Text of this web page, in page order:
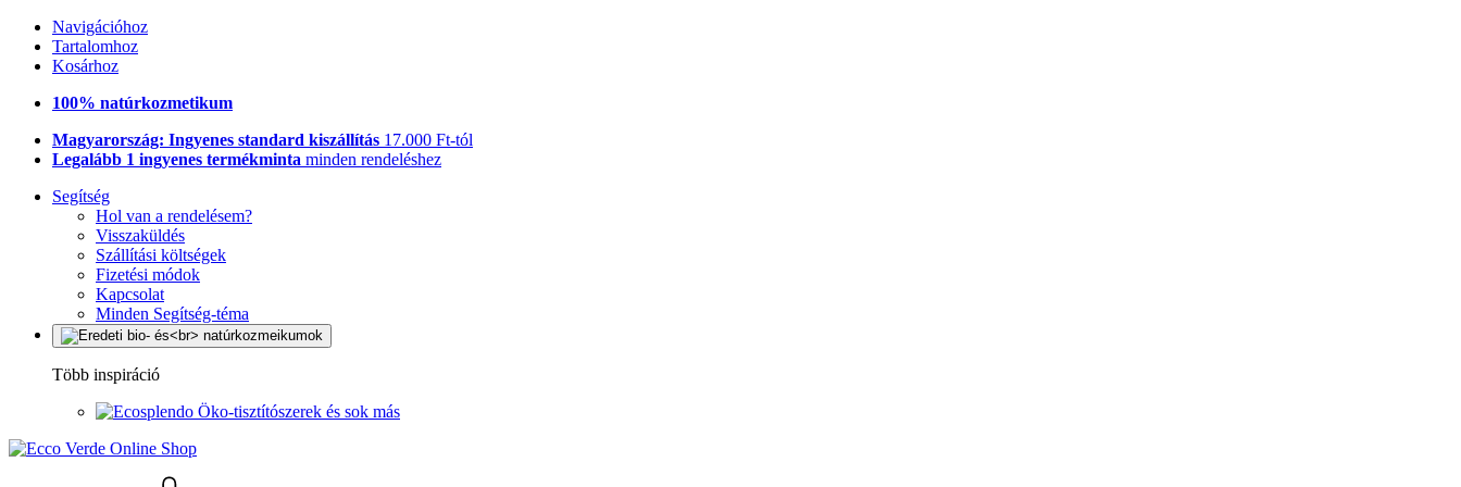
Navigációhoz
Tartalomhoz
Kosárhoz
100% natúrkozmetikum
Magyarország: Ingyenes standard kiszállítás 17.000 Ft-tól
Legalább 1 ingyenes termékminta minden rendeléshez
Segítség
Hol van a rendelésem?
Visszaküldés
Szállítási költségek
Fizetési módok
Kapcsolat
Minden Segítség-téma
Több inspiráció
Öko-tisztítószerek és sok más